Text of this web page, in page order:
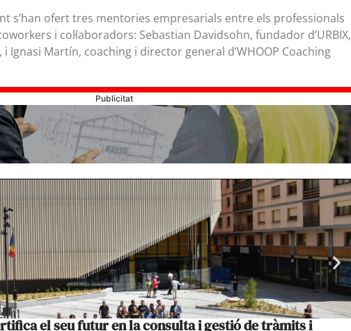
s’han ofert tres mentories empresarials entre els professionals
i col·laboradors: Sebastian Davidsohn, fundador d’URBIX,
i Ignasi Martín, coaching i director general d’WHOOP Coaching
Publicitat
el seu futur en la consulta i gestió de tràmits i